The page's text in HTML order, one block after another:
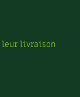
leur livraison